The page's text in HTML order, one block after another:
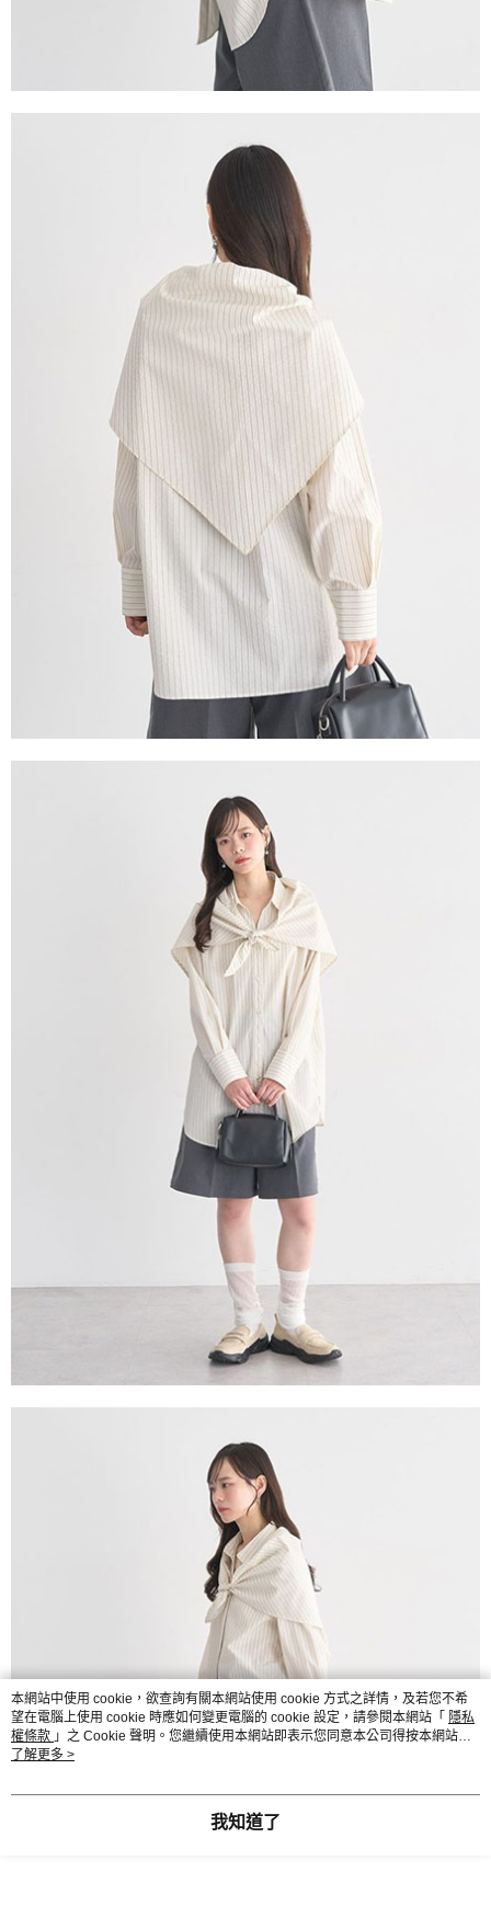
本網站中使用 cookie，欲查詢有關本網站使用 cookie 方式之詳情，及若您不希
望在電腦上使用 cookie 時應如何變更電腦的 cookie 設定，請參閱本網站「 隱私
權條款 」之 Cookie 聲明。您繼續使用本網站即表示您同意本公司得按本網站使
用條款之 Cookie 聲明使用 cookie。
了解更多 >
我知道了